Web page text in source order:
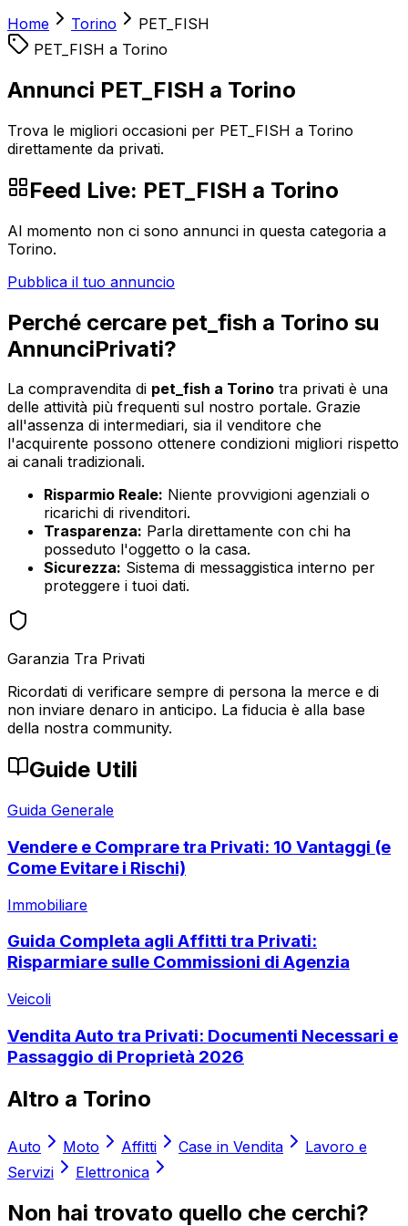
Home Torino
PET_FISH
PET_FISH a Torino
Annunci PET_FISH a Torino
Trova le migliori occasioni per PET_FISH a Torino
direttamente da privati.
Feed Live: PET_FISH a Torino
Al momento non ci sono annunci in questa categoria a
Torino.
Pubblica il tuo annuncio
Perché cercare pet_fish a Torino su
AnnunciPrivati?
La compravendita di pet_fish a Torino tra privati è una
delle attività più frequenti sul nostro portale. Grazie
all'assenza di intermediari, sia il venditore che
l'acquirente possono ottenere condizioni migliori rispetto
ai canali tradizionali.
Risparmio Reale: Niente provvigioni agenziali o
ricarichi di rivenditori.
Trasparenza: Parla direttamente con chi ha
posseduto l'oggetto o la casa.
Sicurezza: Sistema di messaggistica interno per
proteggere i tuoi dati.
Garanzia Tra Privati
Ricordati di verificare sempre di persona la merce e di
non inviare denaro in anticipo. La fiducia è alla base
della nostra community.
Guide Utili
Guida Generale
Vendere e Comprare tra Privati: 10 Vantaggi (e
Come Evitare i Rischi)
Immobiliare
Guida Completa agli Affitti tra Privati:
Risparmiare sulle Commissioni di Agenzia
Veicoli
Vendita Auto tra Privati: Documenti Necessari e
Passaggio di Proprietà 2026
Altro a Torino
Auto Moto Affitti Case in Vendita
Lavoro e
Servizi
Elettronica
Non hai trovato quello che cerchi?